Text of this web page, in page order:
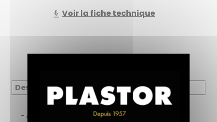
Voir la fiche technique
Description
- Aucun retrait ni fendillement